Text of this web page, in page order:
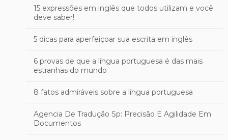
15 expressões em inglês que todos utilizam e você
deve saber!
5 dicas para aperfeiçoar sua escrita em inglês
6 provas de que a língua portuguesa é das mais
estranhas do mundo
8 fatos admiráveis sobre a língua portuguesa
Agencia De Tradução Sp: Precisão E Agilidade Em
Documentos